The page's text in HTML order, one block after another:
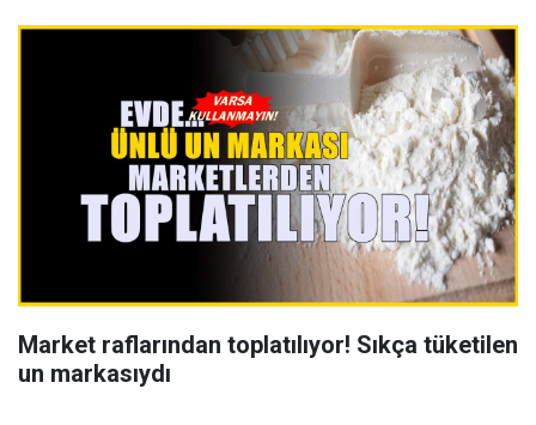
Market raflarından toplatılıyor! Sıkça tüketilen
un markasıydı